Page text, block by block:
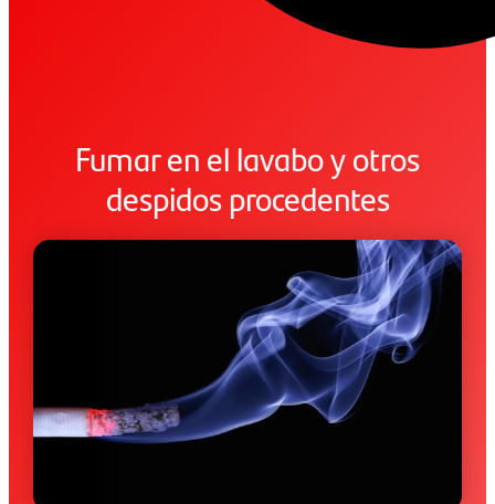
Fumar en el lavabo y otros
despidos procedentes